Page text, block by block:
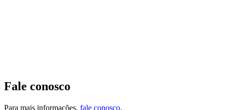
Fale conosco
Para mais informações, fale conosco.